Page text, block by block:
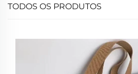
TODOS OS PRODUTOS